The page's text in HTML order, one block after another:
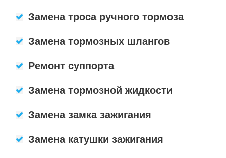
Замена троса ручного тормоза
Замена тормозных шлангов
Ремонт суппорта
Замена тормозной жидкости
Замена замка зажигания
Замена катушки зажигания